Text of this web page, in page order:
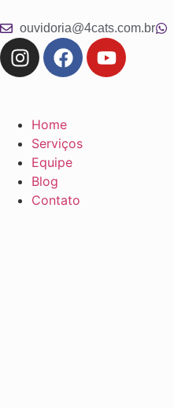
ouvidoria@4cats.com.br
Home
Serviços
Equipe
Blog
Contato